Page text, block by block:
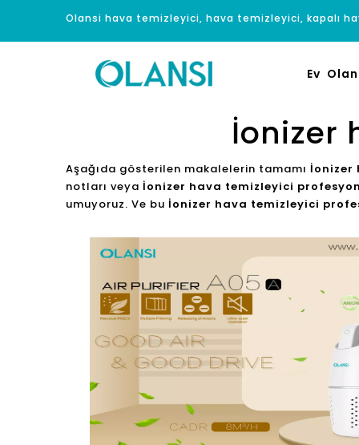
Olansi hava temizleyici, hava temizleyici, kapalı
Ev
İonizer
Aşağıda gösterilen makalelerin tamamı İonizer
notları veya İonizer hava temizleyici
umuyoruz. Ve bu İonizer hava temizleyici